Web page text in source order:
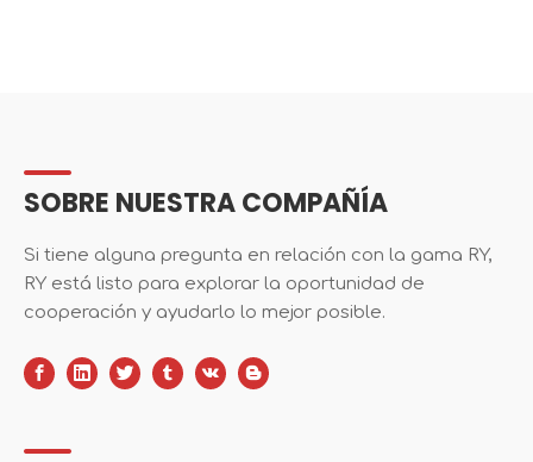
SOBRE NUESTRA COMPAÑÍA
Si tiene alguna pregunta en relación con la gama RY,
RY está listo para explorar la oportunidad de
cooperación y ayudarlo lo mejor posible.